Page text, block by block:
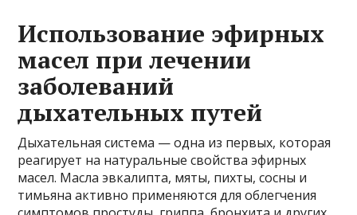
Использование эфирных
масел при лечении
заболеваний
дыхательных путей
Дыхательная система — одна из первых, которая
реагирует на натуральные свойства эфирных
масел. Масла эвкалипта, мяты, пихты, сосны и
тимьяна активно применяются для облегчения